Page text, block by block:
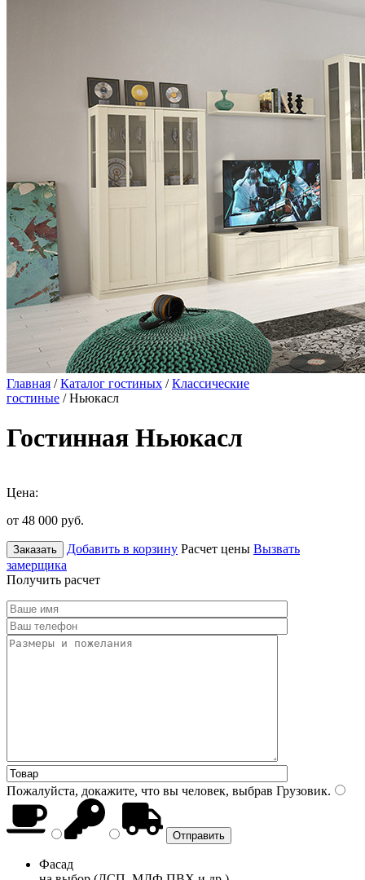
Главная /Каталог гостиных /Классические
гостиные / Ньюкасл
Гостинная Ньюкасл
Цена:
от 48 000 руб.
Заказать Добавить в корзину Расчет цены Вызвать
замерщика
Получить расчет
Пожалуйста, докажите, что вы человек, выбрав Грузовик.
Фасад